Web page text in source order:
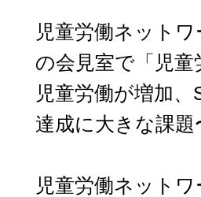
児童労働ネット
の会見室で「児
児童労働が増加
達成に大きな課
児童労働ネット